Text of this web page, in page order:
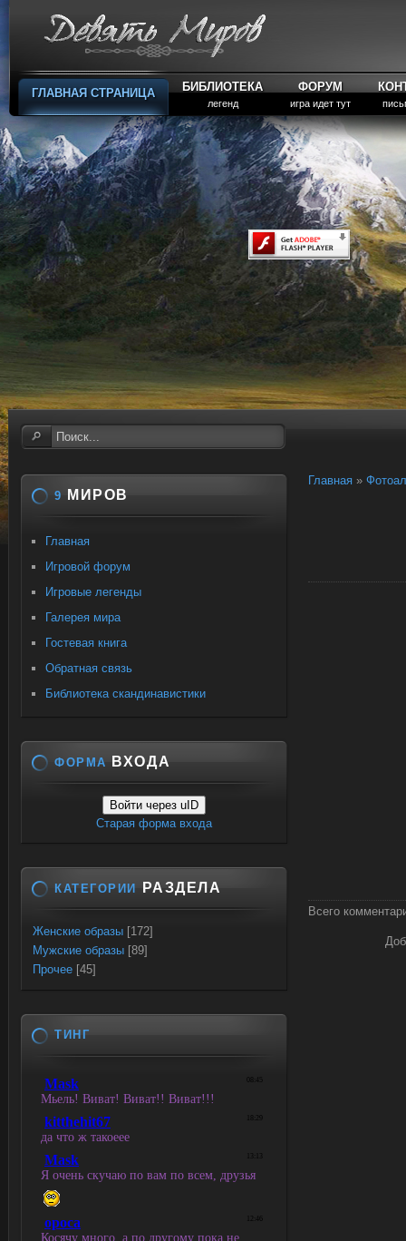
ГЛАВНАЯ СТРАНИЦА БИБЛИОТЕКА
легенд
ФОРУМ
игра идет тут
Главная »
Всего
9 МИРОВ
Главная
Игровой форум
Игровые легенды
Галерея мира
Гостевая книга
Обратная связь
Библиотека скандинавистики
ФОРМА ВХОДА
Войти через uID
Старая форма входа
КАТЕГОРИИ РАЗДЕЛА
Женские образы [172]
Мужские образы [89]
Прочее [45]
ТИНГ